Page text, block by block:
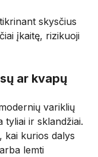
skysčius
įkaitę, rizikuoji
ar kvapų
variklių
tyliai ir sklandžiai.
kai kurios dalys
lemti